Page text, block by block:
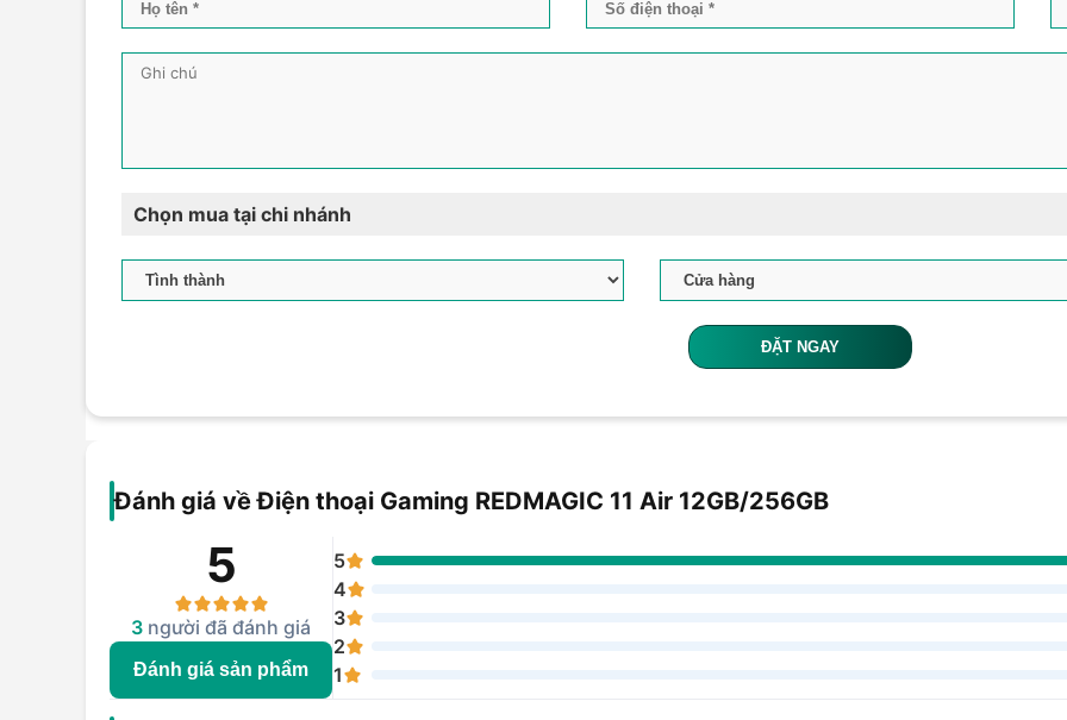
Chọn mua tại chi nhánh
ĐẶT NGAY
Đánh giá về Điện thoại Gaming REDMAGIC 11 Air 12GB/256GB
5
3 người đã đánh giá
Đánh giá sản phẩm
5
4
3
2
1